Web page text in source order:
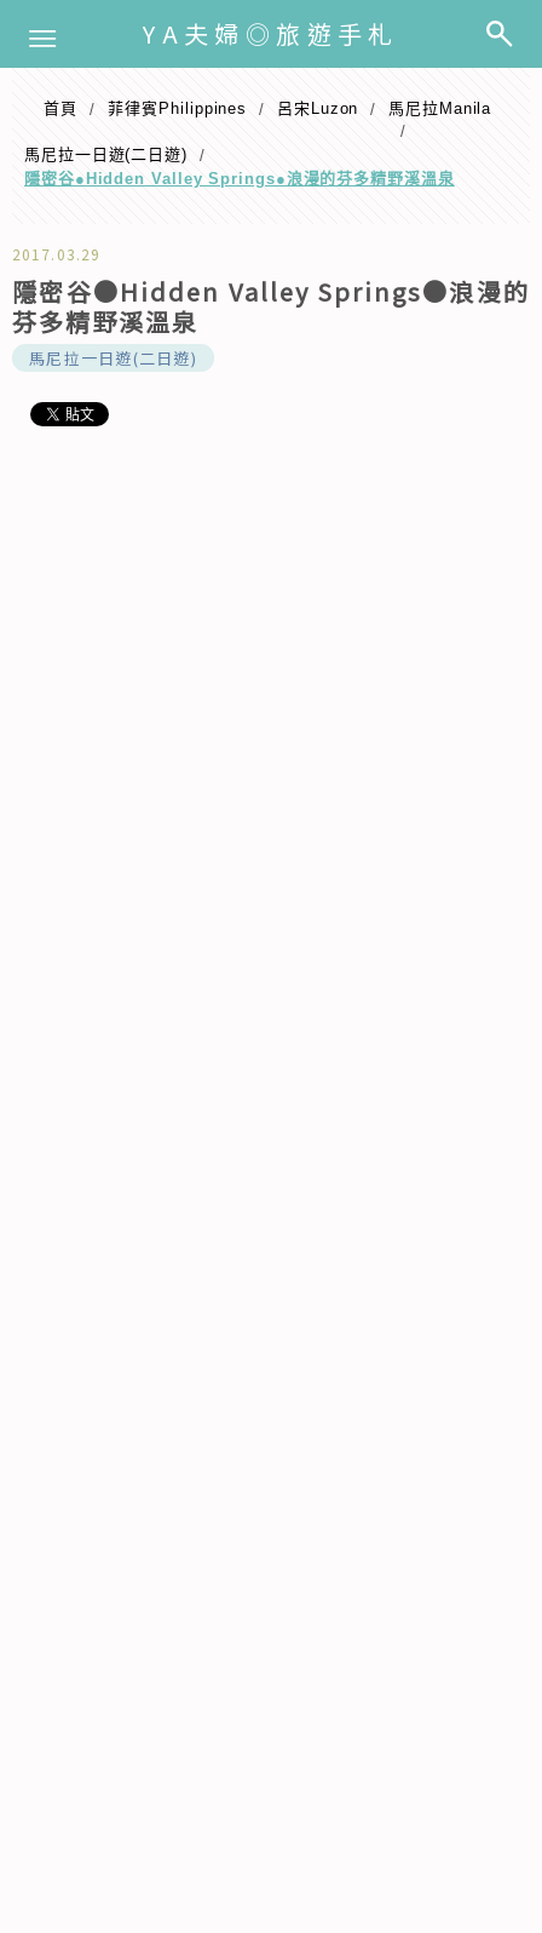
YA夫婦◎旅遊手札
首頁 / ️菲律賓Philippines / 呂宋Luzon /
馬尼拉Manila
/
馬尼拉一日遊(二日遊)
/
隱密谷●Hidden Valley Springs●浪漫的芬多精野溪溫泉
2017.03.29
隱密谷●Hidden Valley Springs●浪漫的
芬多精野溪溫泉
馬尼拉一日遊(二日遊)